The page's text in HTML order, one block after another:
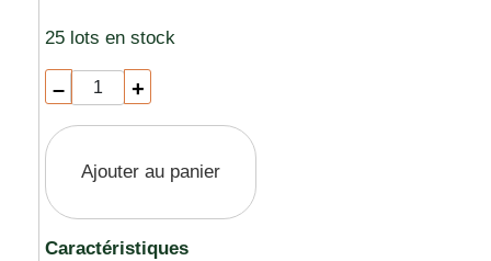
25 lots en stock
– +
Ajouter au panier
Caractéristiques